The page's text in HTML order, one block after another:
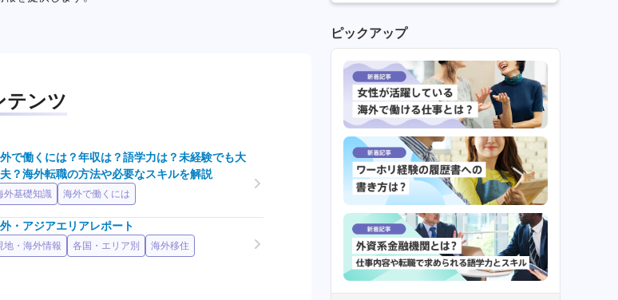
テンツ
で働くには？年収は？語学力は？未経験でも大
？海外転職の方法や必要なスキルを解説
外基礎知識 海外で働くには
・アジアエリアレポート
地・海外情報 各国・エリア別 海外移住
ピックアップ